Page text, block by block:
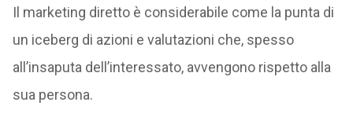
Il marketing diretto è considerabile come la punta di
un iceberg di azioni e valutazioni che, spesso
all’insaputa dell’interessato, avvengono rispetto alla
sua persona.